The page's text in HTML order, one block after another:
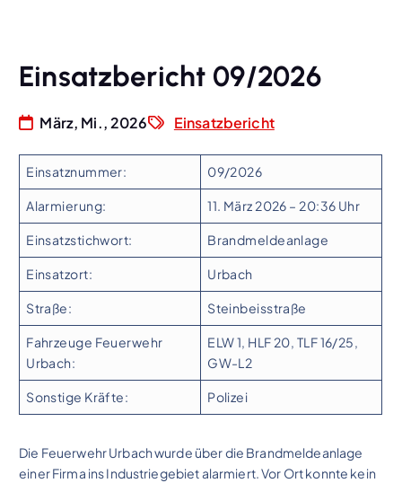
Einsatzbericht 09/2026
März, Mi., 2026 Einsatzbericht
Einsatznummer: 09/2026
Alarmierung: 11. März 2026 – 20:36 Uhr
Einsatzstichwort: Brandmeldeanlage
Einsatzort: Urbach
Straße: Steinbeisstraße
Fahrzeuge Feuerwehr
Urbach:
ELW 1, HLF 20, TLF 16/25,
GW-L2
Sonstige Kräfte: Polizei
Die Feuerwehr Urbach wurde über die Brandmeldeanlage
einer Firma ins Industriegebiet alarmiert. Vor Ort konnte kein